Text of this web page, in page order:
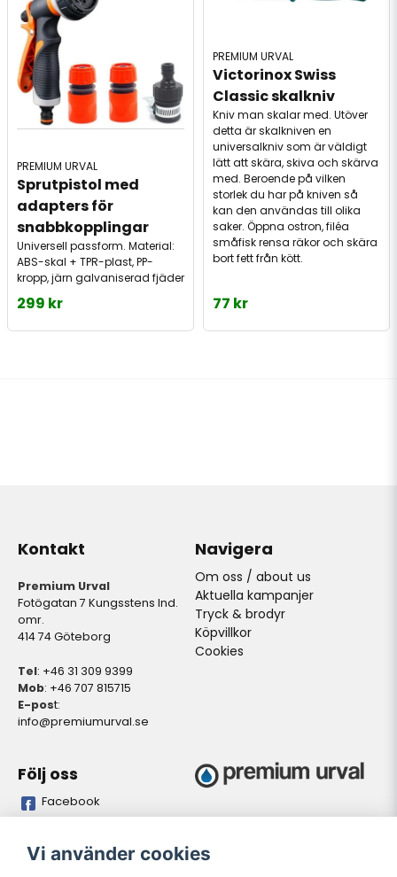
PREMIUM URVAL
Sprutpistol med
adapters för
snabbkopplingar
Universell passform. Material:
ABS-skal + TPR-plast, PP-
kropp, järn galvaniserad fjäder
299 kr
PREMIUM URVAL
Victorinox Swiss
Classic skalkniv
Kniv man skalar med. Utöver
detta är skalkniven en
universalkniv som är väldigt
lätt att skära, skiva och skärva
med. Beroende på vilken
storlek du har på kniven så
kan den användas till olika
saker. Öppna ostron, filéa
småfisk rensa räkor och skära
bort fett från kött.
77 kr
Kontakt
Premium Urval
Fotögatan 7 Kungsstens Ind.
omr.
414 74 Göteborg
Tel: +46 31 309 9399
Mob: +46 707 815715
E-post:
info@premiumurval.se
Navigera
Om oss / about us
Aktuella kampanjer
Tryck & brodyr
Köpvillkor
Cookies
Följ oss
Facebook
Bankgiro
5837-9371 528641-4
Vi använder cookies